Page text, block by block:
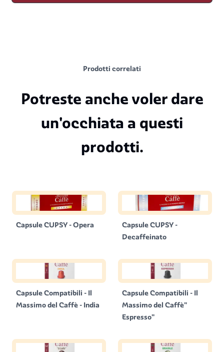
Prodotti correlati
Potreste anche voler dare
un'occhiata a questi
prodotti.
Capsule CUPSY - Opera
Capsule CUPSY -
Decaffeinato
Capsule Compatibili - Il
Massimo del Caffè - India
Capsule Compatibili - Il
Massimo del Caffè"
Espresso"